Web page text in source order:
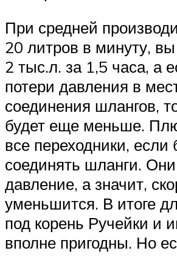
При средней
20 литров в минуту,
2 тыс.л. за 1,5 часа, а
потери давления в
соединения шлангов,
будет еще меньше.
все переходники, если
соединять шланги.
давление, а значит,
уменьшится. В итоге
под корень Ручейки и
вполне пригодны. Но